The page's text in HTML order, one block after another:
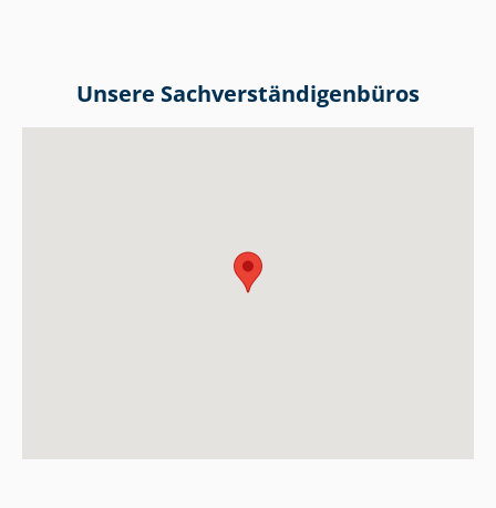
Unsere Sach­ver­stän­di­gen­bü­ros